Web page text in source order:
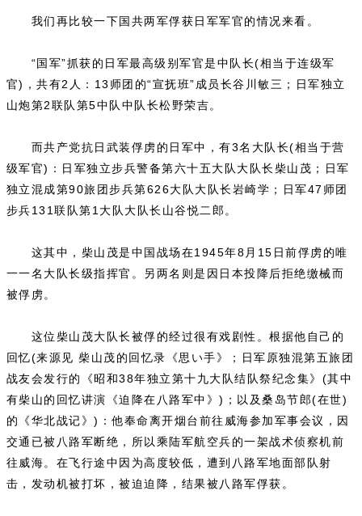
我们再比较一下国共两军俘获日军军官的情况来看。
“国军”抓获的日军最高级别军官是中队长(相当于连级军
官)，共有2人：13师团的“宣抚班”成员长谷川敏三；日军独立
山炮第2联队第5中队中队长松野荣吉。
而共产党抗日武装俘虏的日军中，有3名大队长(相当于营
级军官)：日军独立步兵警备第六十五大队大队长柴山茂；日军
独立混成第90旅团步兵第626大队大队长岩崎学；日军47师团
步兵131联队第1大队大队长山谷悦二郎。
这其中，柴山茂是中国战场在1945年8月15日前俘虏的唯
一一名大队长级指挥官。另两名则是因日本投降后拒绝缴械而
被俘虏。
这位柴山茂大队长被俘的经过很有戏剧性。根据他自己的
回忆(来源见 柴山茂的回忆录《思い手》；日军原独混第五旅团
战友会发行的《昭和38年独立第十九大队结队祭纪念集》(其中
有柴山的回忆讲演《迫降在八路军中》)；以及桑岛节郎(在世)
的《华北战记》)：他奉命离开烟台前往威海参加军事会议，因
交通已被八路军断绝，所以乘陆军航空兵的一架战术侦察机前
往威海。在飞行途中因为高度较低，遭到八路军地面部队射
击，发动机被打坏，被迫迫降，结果被八路军俘获。